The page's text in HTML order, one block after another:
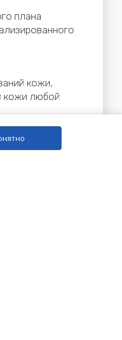
плана
кожи,
кожи любой
гипотермии
и